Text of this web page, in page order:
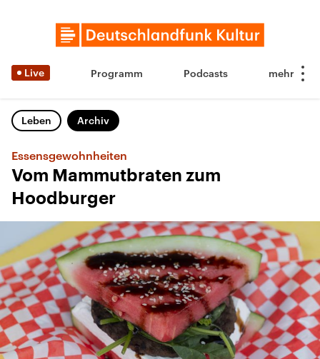
Live Programm Podcasts
Leben Archiv
Essensgewohnheiten
Vom Mammutbraten zum
Hoodburger